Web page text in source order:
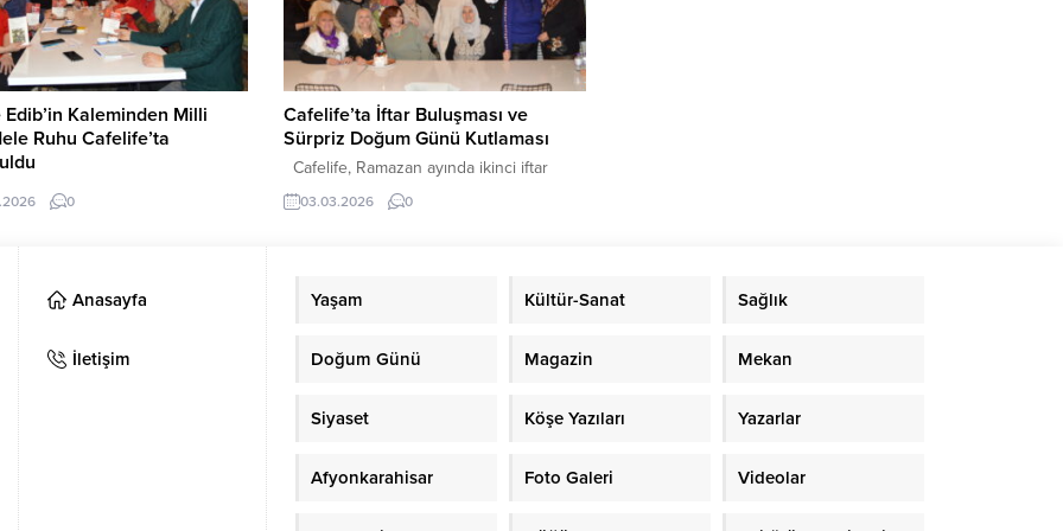
etmek için geldiği
anlamlı bir sürprizle
Annesi Avukat Nilgün Seçen
organize edilen doğum...
toplumdan saygı görmek istiyor. Kadınlar,
sadece kadın...
Kaleminden Milli
Ruhu Cafelife’ta
Bir İnsan” etkinliği kapsamında
Adıvar’ın Türk’ün Ateşle
buluştu. Çarşamba
saat 21.00’de Cafelife’ta
etkinlik kitap severlerden
aldı. Moderatörlüğünü Zeynep
üstlendiği , Halide Edib
Milli Mücadele yıllarına ışık tutan
ele alındı. Katılımcılar, eserin
0
Cafelife’ta İftar Buluşması ve
Sürpriz Doğum Günü Kutlaması
Cafelife, Ramazan ayında ikinci iftar
programını yoğun katılımla gerçekleşti. İlk
iftar programı Cafelife ekibi ile birlikte
organizasyonda oldukça kalabalık bir
ardından geceye sürpriz bir kutlama
03.03.2026 0
Anasayfa
İletişim
Yaşam Kültür-Sanat Sağlık
Doğum Günü Magazin Mekan
Siyaset Köşe Yazıları Yazarlar
Afyonkarahisar Foto Galeri Videolar